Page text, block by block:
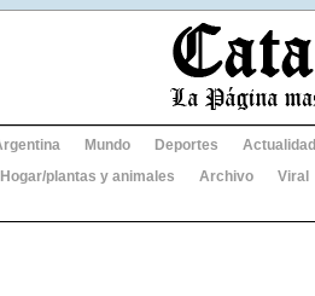
Mundo Deportes
Actualidad
Hogar/plantas y animales Archivo
Viral